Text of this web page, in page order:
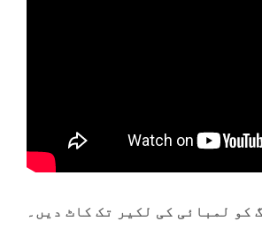
کو لمبائی کی لکیر تک کاٹ دیں۔